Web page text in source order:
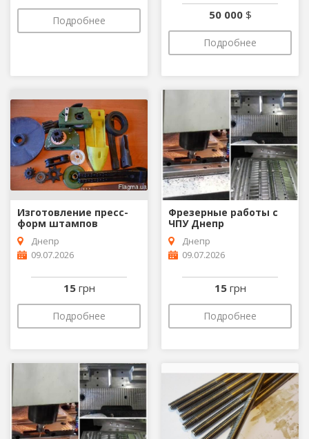
Подробнее 50 000 $
Подробнее
Изготовление пресс-
форм штампов
Днепр
09.07.2026
15 грн
Подробнее
Фрезерные работы с
ЧПУ Днепр
Днепр
09.07.2026
15 грн
Подробнее